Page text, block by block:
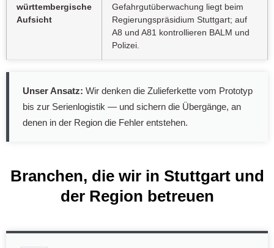
württembergische
Aufsicht
Gefahrgutüberwachung liegt beim
Regierungspräsidium Stuttgart; auf
A8 und A81 kontrollieren BALM und
Polizei.
Unser Ansatz: Wir denken die Zulieferkette vom Prototyp
bis zur Serienlogistik — und sichern die Übergänge, an
denen in der Region die Fehler entstehen.
Branchen, die wir in Stuttgart und
der Region betreuen